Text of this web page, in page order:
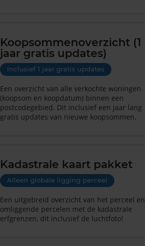
Koopsommenoverzicht (1
jaar gratis updates)
Inclusief 1 jaar gratis updates
Een overzicht van alle verkochte woningen
(koopsom en koopdatum) binnen een
postcodegebied. Dit inclusief een jaar lang
gratis updates van nieuwe koopsommen.
Kadastrale kaart pakket
Alleen globale ligging perceel
Een uitgebreid overzicht van het perceel en
omliggende percelen met de kadastrale
erfgrenzen, dit inclusief de luchtfoto!